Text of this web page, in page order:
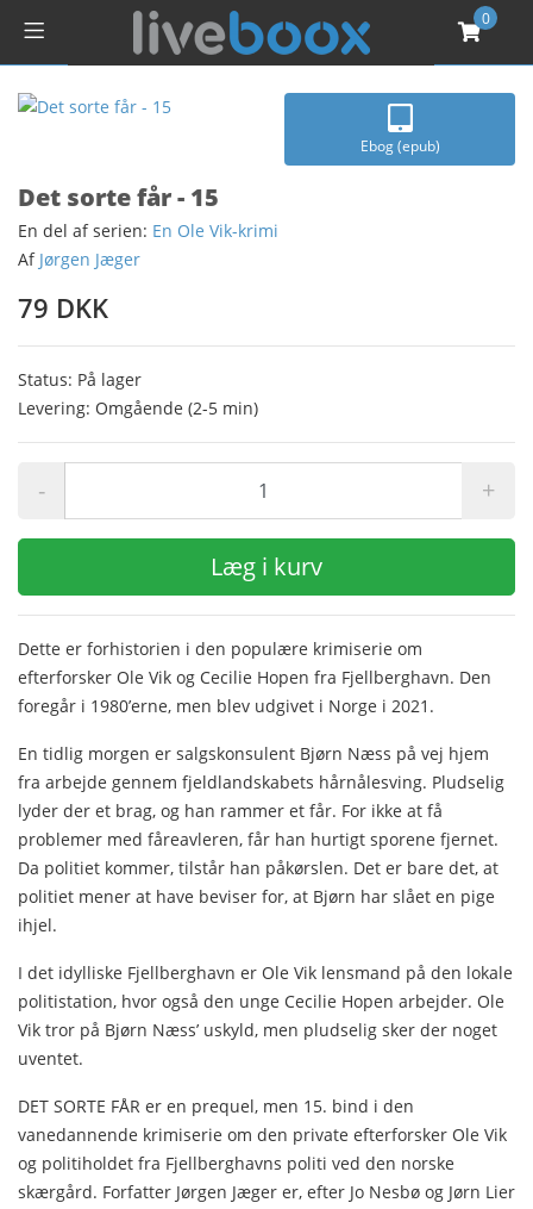
0
Ebog (epub)
Det sorte får - 15
En del af serien: En Ole Vik-krimi
Af Jørgen Jæger
79 DKK
Status: På lager
Levering: Omgående (2-5 min)
- +
Læg i kurv
Dette er forhistorien i den populære krimiserie om
efterforsker Ole Vik og Cecilie Hopen fra Fjellberghavn. Den
foregår i 1980’erne, men blev udgivet i Norge i 2021.
En tidlig morgen er salgskonsulent Bjørn Næss på vej hjem
fra arbejde gennem fjeldlandskabets hårnålesving. Pludselig
lyder der et brag, og han rammer et får. For ikke at få
problemer med fåreavleren, får han hurtigt sporene fjernet.
Da politiet kommer, tilstår han påkørslen. Det er bare det, at
politiet mener at have beviser for, at Bjørn har slået en pige
ihjel.
I det idylliske Fjellberghavn er Ole Vik lensmand på den lokale
politistation, hvor også den unge Cecilie Hopen arbejder. Ole
Vik tror på Bjørn Næss’ uskyld, men pludselig sker der noget
uventet.
DET SORTE FÅR er en prequel, men 15. bind i den
vanedannende krimiserie om den private efterforsker Ole Vik
og politiholdet fra Fjellberghavns politi ved den norske
skærgård. Forfatter Jørgen Jæger er, efter Jo Nesbø og Jørn Lier